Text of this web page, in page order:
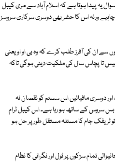
یہ پیدا ہوتا ہے کہ اسلام آباد سے مری کیبل
چاہیے ورنہ اس کا حشر بھی دوسری سرکاری سروسز
ان کی آفرز طلب کرے کہ وہ بی او او یعنی
پچیس تا پچاس سال کی ملکیت دینی ہوگی تاکہ
ہوگی تاکہ ٹرانسپورٹ اور دوسری مافیائیں اس سسٹم کو نقصان نہ
سروس کے ساتھ ہو رہا ہے۔ اس کیبل ٹرام
جام کا مسئلہ مستقل طور پر حل ہو
تمام سڑکوں پر ٹول اور نگرانی کا نظام